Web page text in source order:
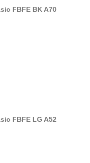
FBFE BK A70
FBFE LG A52